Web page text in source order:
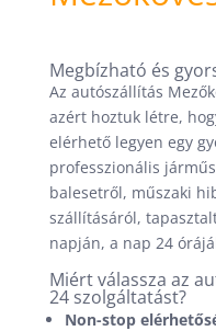
Megbízható és
Az autószállítás
azért hoztuk létre,
elérhető legyen egy
professzionális
balesetről, műszaki
szállításáról,
napján, a nap 24
Miért válassza az
24 szolgáltatást?
Non-stop